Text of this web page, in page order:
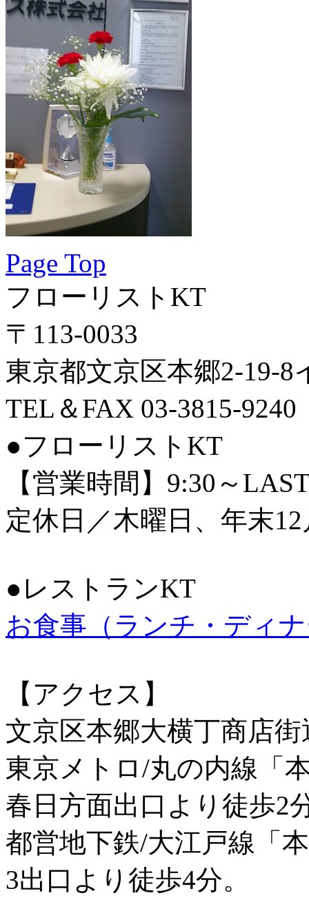
Page Top
フローリストKT
〒113-0033
東京都文京区本郷2-19-8
TEL＆FAX 03-3815-9240
●フローリストKT
【営業時間】9:30～
定休日／木曜日、年末
●レストランKT
お食事（ランチ・ディ
【アクセス】
文京区本郷大横丁商店
東京メトロ/丸の内線「
春日方面出口より徒歩2
都営地下鉄/大江戸線「
3出口より徒歩4分。